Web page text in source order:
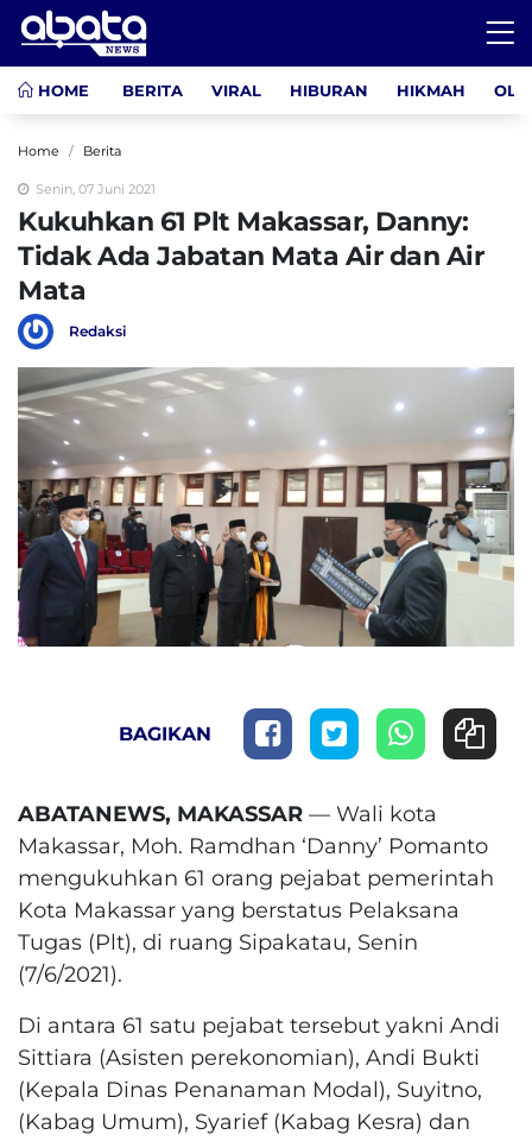
HOME BERITA VIRAL HIBURAN HIKMAH
Home Berita
Senin, 07 Juni 2021
Kukuhkan 61 Plt Makassar, Danny:
Tidak Ada Jabatan Mata Air dan Air
Mata
Redaksi
BAGIKAN
ABATANEWS, MAKASSAR — Wali kota
Makassar, Moh. Ramdhan ‘Danny’ Pomanto
mengukuhkan 61 orang pejabat pemerintah
Kota Makassar yang berstatus Pelaksana
Tugas (Plt), di ruang Sipakatau, Senin
(7/6/2021).
Di antara 61 satu pejabat tersebut yakni Andi
Sittiara (Asisten perekonomian), Andi Bukti
(Kepala Dinas Penanaman Modal), Suyitno,
(Kabag Umum), Syarief (Kabag Kesra) dan